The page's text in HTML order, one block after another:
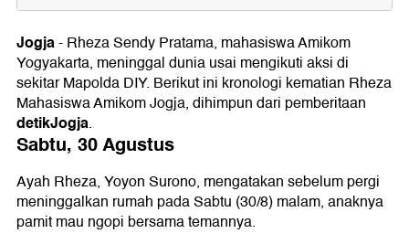
Sabtu, 30 Agustus
Minggu pagi, 31 Agustus
Penjelasan RSUP Dr Sardjito
Kesaksiaan Ayah Rheza
Minggu sore, 31 Agustus
Minggu Malam, 31 Agustus
Putri Keraton Melayat
Sultan HB X Minta Diusut
Kapolda DIY Siap Selidiki
Jogja-Rheza Sendy Pratama, mahasiswa Amikom
Yogyakarta, meninggal dunia usai mengikuti aksi di
sekitar Mapolda DIY. Berikut ini kronologi kematian Rheza
Mahasiswa Amikom Jogja, dihimpun dari pemberitaan
detikJogja.
Sabtu, 30 Agustus
Ayah Rheza, Yoyon Surono, mengatakan sebelum pergi
meninggalkan rumah pada Sabtu (30/8) malam, anaknya
pamit mau ngopi bersama temannya.